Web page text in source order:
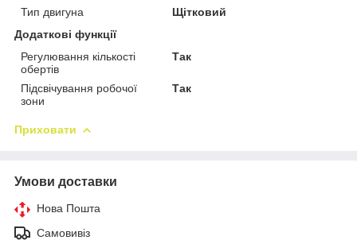
Тип двигуна
Щітковий
Додаткові функції
Регулювання кількості
обертів
Так
Підсвічування робочої
зони
Так
Приховати
Умови доставки
Нова Пошта
Самовивіз